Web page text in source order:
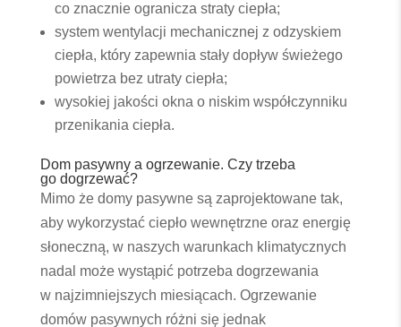
co znacznie ogranicza straty ciepła;
system wentylacji mechanicznej z odzyskiem
ciepła, który zapewnia stały dopływ świeżego
powietrza bez utraty ciepła;
wysokiej jakości okna o niskim współczynniku
przenikania ciepła.
Dom pasywny a ogrzewanie. Czy trzeba
go dogrzewać?
Mimo że domy pasywne są zaprojektowane tak,
aby wykorzystać ciepło wewnętrzne oraz energię
słoneczną, w naszych warunkach klimatycznych
nadal może wystąpić potrzeba dogrzewania
w najzimniejszych miesiącach. Ogrzewanie
domów pasywnych różni się jednak